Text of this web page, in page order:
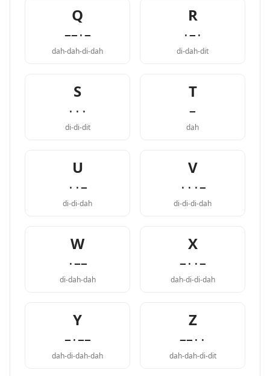
Q
−−·−
dah-dah-di-dah
R
·−·
di-dah-dit
S
···
di-di-dit
T
−
dah
U
··−
di-di-dah
V
···−
di-di-di-dah
W
·−−
di-dah-dah
X
−··−
dah-di-di-dah
Y
−·−−
dah-di-dah-dah
Z
−−··
dah-dah-di-dit